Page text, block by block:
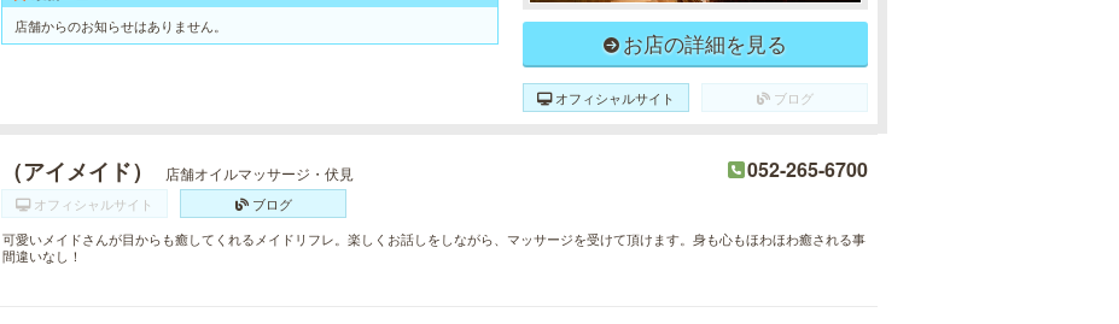
店舗からのお知らせはありません。
お店の詳細を見る
オフィシャルサイト ブログ
（アイメイド） 店舗オイルマッサージ・伏見 052-265-6700
オフィシャルサイト
ブログ
可愛いメイドさんが目からも癒してくれるメイドリフレ。楽しくお話しをしながら、マッサージを受けて頂けます。身も心もほわほわ癒される事
間違いなし！